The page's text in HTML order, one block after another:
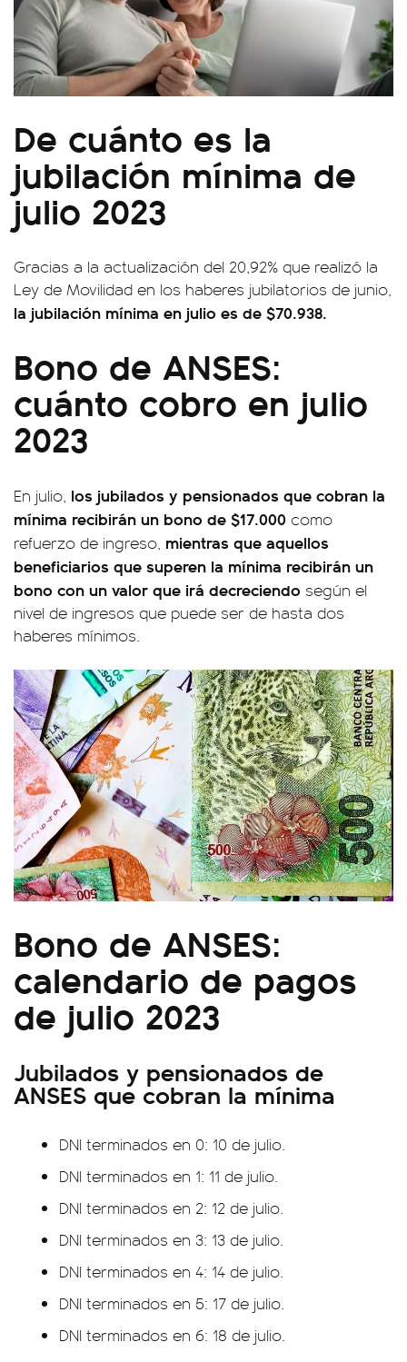
De cuánto es la
jubilación mínima de
julio 2023
Gracias a la actualización del 20,92% que realizó la
Ley de Movilidad en los haberes jubilatorios de junio,
la jubilación mínima en julio es de $70.938.
Bono de ANSES:
cuánto cobro en julio
2023
En julio, los jubilados y pensionados que cobran la
mínima recibirán un bono de $17.000 como
refuerzo de ingreso, mientras que aquellos
beneficiarios que superen la mínima recibirán un
bono con un valor que irá decreciendo según el
nivel de ingresos que puede ser de hasta dos
haberes mínimos.
Bono de ANSES:
calendario de pagos
de julio 2023
Jubilados y pensionados de
ANSES que cobran la mínima
DNI terminados en 0: 10 de julio.
DNI terminados en 1: 11 de julio.
DNI terminados en 2: 12 de julio.
DNI terminados en 3: 13 de julio.
DNI terminados en 4: 14 de julio.
DNI terminados en 5: 17 de julio.
DNI terminados en 6: 18 de julio.